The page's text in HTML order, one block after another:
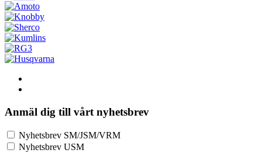
Anmäl dig till vårt nyhetsbrev
Nyhetsbrev SM/JSM/VRM
Nyhetsbrev USM